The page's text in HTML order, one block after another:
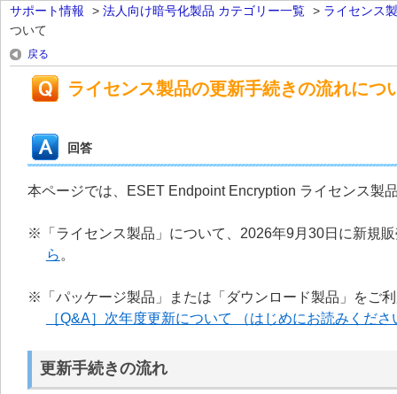
サポート情報 > 法人向け暗号化製品 カテゴリー一覧 > ライセンス
ついて
戻る
ライセンス製品の更新手続きの流れにつ
回答
本ページでは、ESET Endpoint Encryption ライセンス製
※「ライセンス製品」について、2026年9月30日に新規
ら 。
※「パッケージ製品」または「ダウンロード製品」をご
［Q&A］次年度更新について （はじめにお読みくださ
更新手続きの流れ